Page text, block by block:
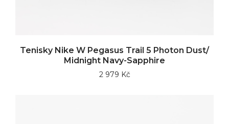
Tenisky Nike W Pegasus Trail 5 Photon Dust/
Midnight Navy-Sapphire
2 979 Kč